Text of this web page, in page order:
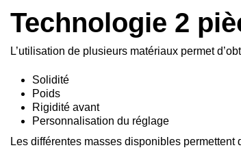
Technologie 2
L’utilisation de plusieurs matériaux permet
Solidité
Poids
Rigidité avant
Personnalisation du réglage
Les différentes masses disponibles permettent